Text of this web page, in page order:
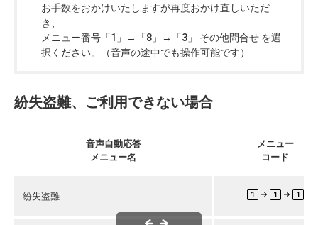
お手数をおかけいたしますが再度おかけ直しいただ
き、
メニュー番号「1」→「8」→「3」 その他問合せ を選
択ください。（音声の途中でも操作可能です）
紛失盗難、ご利用できない場合
音声自動応答
メニュー名
メニュー
コード
紛失盗難